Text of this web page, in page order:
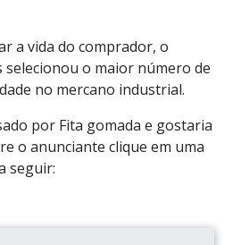
a vida do comprador, o
selecionou o maior número de
no mercano industrial.
por Fita gomada e gostaria
o anunciante clique em uma
seguir: